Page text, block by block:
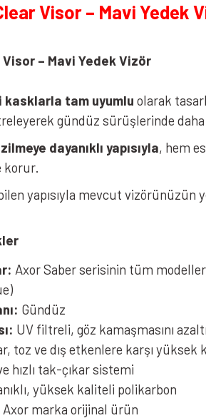
Visor – Mavi Yedek
– Mavi Yedek Vizör
kasklarla tam uyumlu olarak
gündüz sürüşlerinde
dayanıklı yapısıyla, hem
korur.
yapısıyla mevcut
Axor Saber serisinin tüm
Gündüz
UV filtreli, göz kamaşmasını
toz ve dış etkenlere karşı yüksek
hızlı tak-çıkar sistemi
yüksek kaliteli polikarbon
Axor marka orijinal ürün